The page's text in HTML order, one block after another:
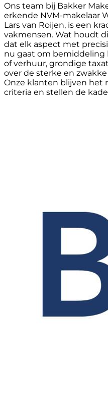
Ons team bij Bakker
erkende NVM-makelaar
Lars van Roijen, is een
vakmensen. Wat houdt
dat elk aspect met
nu gaat om bemiddeling
of verhuur, grondige
over de sterke en
Onze klanten blijven het
criteria en stellen de